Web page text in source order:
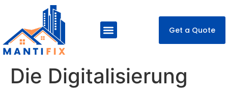
Get a Quote
Die Digitalisierung